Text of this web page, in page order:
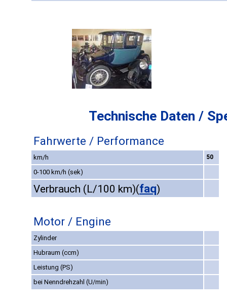
Technische Daten /
Fahrwerte / Performance
km/h 50
0-100 km/h (sek)
Verbrauch (L/100 km)(faq)
Motor / Engine
Zylinder
Hubraum (ccm)
Leistung (PS)
bei Nenndrehzahl (U/min)